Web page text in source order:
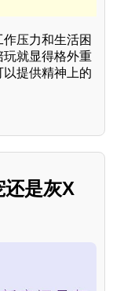
压力和生活困
就显得格外重
提供精神上的
还是灰X